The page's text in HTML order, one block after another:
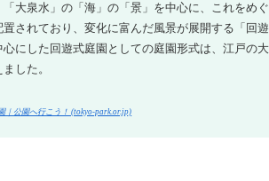
「大泉水」の「海」の「景」を中心に、これをめ
置されており、変化に富んだ風景が展開する「回
にした回遊式庭園としての庭園形式は、江戸の
した。
｜公園へ行こう！ (tokyo-park.or.jp)